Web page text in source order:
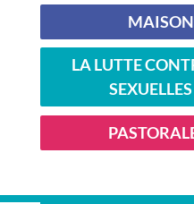
LA LUTTE